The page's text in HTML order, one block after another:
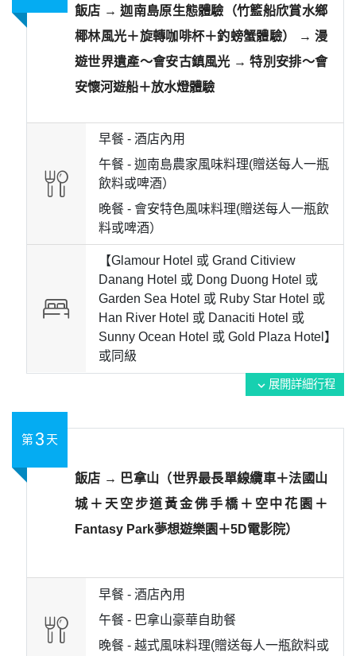
飯店 → 迦南島原生態體驗（竹籃船欣賞水鄉
椰林風光＋旋轉咖啡杯＋釣螃蟹體驗） → 漫
遊世界遺產～會安古鎮風光 → 特別安排～會
安懷河遊船＋放水燈體驗
早餐 - 酒店內用
午餐 - 迦南島農家風味料理(贈送每人一瓶
飲料或啤酒）
晚餐 - 會安特色風味料理(贈送每人一瓶飲
料或啤酒）
【Glamour Hotel 或 Grand Citiview
Danang Hotel 或 Dong Duong Hotel 或
Garden Sea Hotel 或 Ruby Star Hotel 或
Han River Hotel 或 Danaciti Hotel 或
Sunny Ocean Hotel 或 Gold Plaza Hotel】
或同級
expand_more 展開詳細行程
第3 天
飯店 → 巴拿山（世界最長單線纜車＋法國山
城＋天空步道黃金佛手橋＋空中花園＋
Fantasy Park夢想遊樂園＋5D電影院）
早餐 - 酒店內用
午餐 - 巴拿山豪華自助餐
晚餐 - 越式風味料理(贈送每人一瓶飲料或